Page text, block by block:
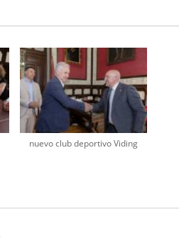
nuevo club deportivo Viding